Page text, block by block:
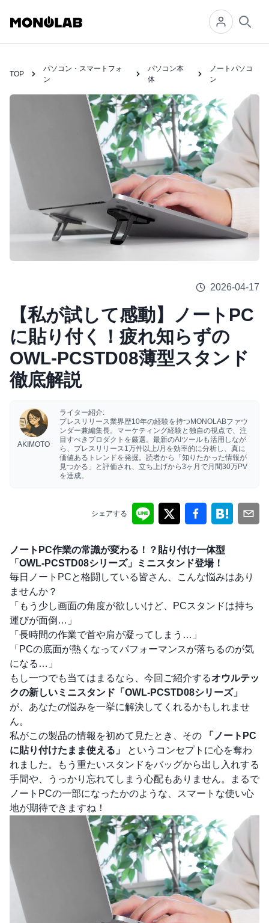
TOP
パソコン・スマートフォ
ン
パソコン本
体
ノートパソコ
ン
2026-04-17
【私が試して感動】ノートPC
に貼り付く！疲れ知らずの
OWL-PCSTD08薄型スタンド
徹底解説
AKIMOTO
ライター紹介:
プレスリリース業界歴10年の経験を持つMONOLABファウ
ンダー兼編集長。マーケティング経験と独自の視点で、注
目すべきプロダクトを厳選。最新のAIツールも活用しなが
ら、プレスリリース1万件以上/月を効率的に分析し、真に
価値あるトレンドを発掘。読者から「知りたかった情報が
見つかる」と評価され、立ち上げから3ヶ月で月間30万PV
を達成。
シェアする
ノートPC作業の常識が変わる！？貼り付け一体型
「OWL-PCSTD08シリーズ」ミニスタンド登場！
毎日ノートPCと格闘している皆さん、こんな悩みはあり
ませんか？
「もう少し画面の角度が欲しいけど、PCスタンドは持ち
運びが面倒…」
「長時間の作業で首や肩が凝ってしまう…」
「PCの底面が熱くなってパフォーマンスが落ちるのが気
になる…」
もし一つでも当てはまるなら、今回ご紹介するオウルテッ
クの新しいミニスタンド「OWL-PCSTD08シリーズ」
が、あなたの悩みを一挙に解決してくれるかもしれませ
ん。
私がこの製品の情報を初めて見たとき、その
「ノートPC
に貼り付けたまま使える」
というコンセプトに心を奪わ
れました。もう重たいスタンドをバッグから出し入れする
手間や、うっかり忘れてしまう心配もありません。まるで
ノートPCの一部になったかのような、スマートな使い心
地が期待できますね！